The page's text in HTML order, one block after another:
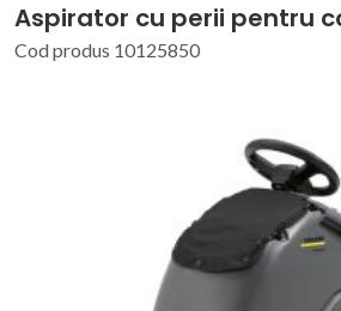
Aspirator cu perii pentru
Cod produs 10125850